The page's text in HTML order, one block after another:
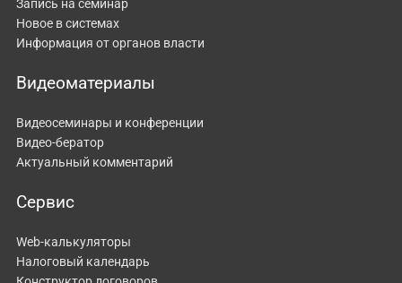
Запись на семинар
Новое в системах
Информация от органов власти
Видеоматериалы
Видеосеминары и конференции
Видео-бератор
Актуальный комментарий
Сервис
Web-калькуляторы
Налоговый календарь